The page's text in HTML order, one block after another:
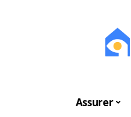
Assurer